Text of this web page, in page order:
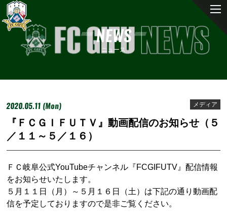
NEWS
ニュース
2020.05.11 (Mon) メディア
『ＦＣＧＩＦＵＴＶ』動画配信のお知らせ（５
／１１～５／１６）
ＦＣ岐阜公式YouTubeチャンネル『FCGIFUTV』配信情報
をお知らせいたします。
５月１１日（月）～５月１６日（土）は下記の通り動画配
信を予定しておりますので是非ご覧ください。